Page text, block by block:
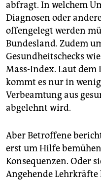
abfragt. In welchem
Diagnosen oder
offengelegt werden
Bundesland. Zudem
Gesundheitschecks
Mass-Index. Laut
kommt es nur in
Verbeamtung aus
abgelehnt wird.
Aber Betroffene
erst um Hilfe
Konsequenzen. Oder
Angehende